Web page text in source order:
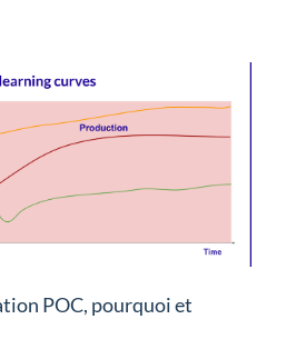
POC, pourquoi et